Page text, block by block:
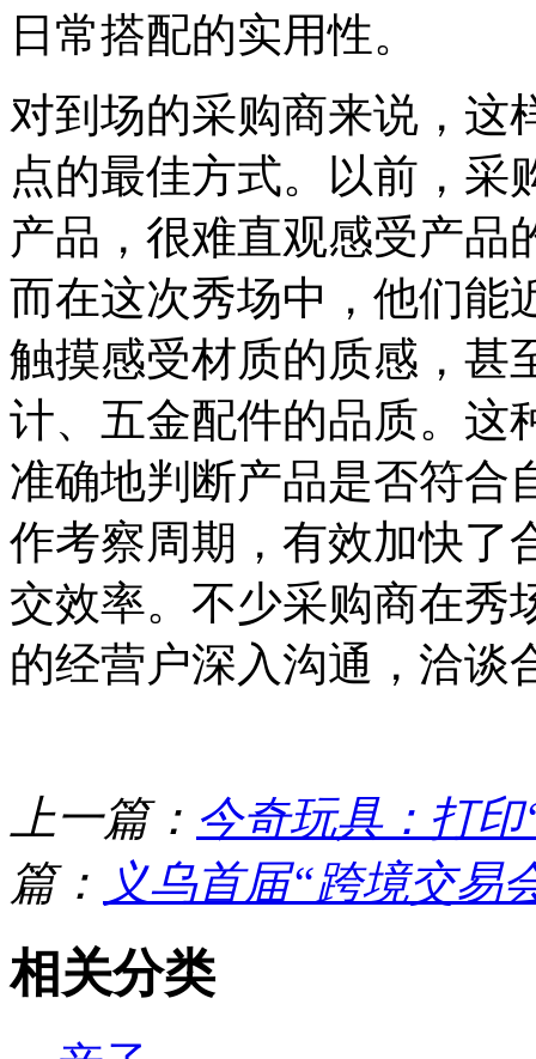
日常搭配的实用性。
对到场的采购商来说，这
点的最佳方式。以前，采
产品，很难直观感受产品
而在这次秀场中，他们能
触摸感受材质的质感，甚
计、五金配件的品质。这
准确地判断产品是否符合
作考察周期，有效加快了
交效率。不少采购商在秀
的经营户深入沟通，洽谈
上一篇： 今奇玩具：打
篇： 义乌首届“跨境交易
相关分类